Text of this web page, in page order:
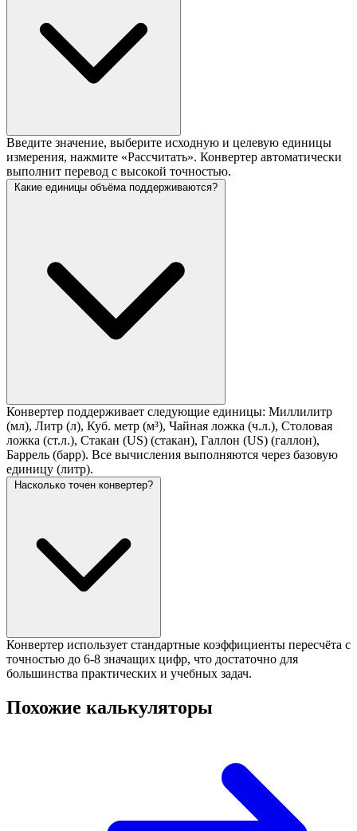
Введите значение, выберите исходную и целевую единицы
измерения, нажмите «Рассчитать». Конвертер автоматически
выполнит перевод с высокой точностью.
Какие единицы объёма поддерживаются?
Конвертер поддерживает следующие единицы: Миллилитр
(мл), Литр (л), Куб. метр (м³), Чайная ложка (ч.л.), Столовая
ложка (ст.л.), Стакан (US) (стакан), Галлон (US) (галлон),
Баррель (барр). Все вычисления выполняются через базовую
единицу (литр).
Насколько точен конвертер?
Конвертер использует стандартные коэффициенты пересчёта с
точностью до 6-8 значащих цифр, что достаточно для
большинства практических и учебных задач.
Похожие калькуляторы